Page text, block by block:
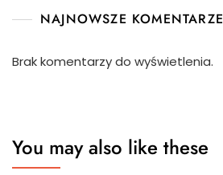
NAJNOWSZE KOMENTARZE
Brak komentarzy do wyświetlenia.
You may also like these